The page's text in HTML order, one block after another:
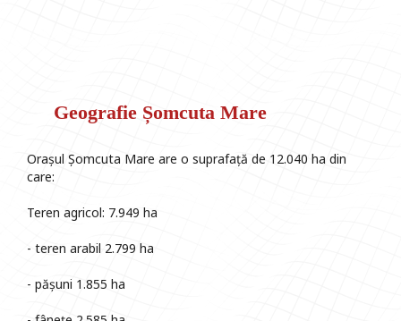
Geografie Șomcuta Mare
Orașul Șomcuta Mare are o suprafață de 12.040 ha din
care:
Teren agricol: 7.949 ha
- teren arabil 2.799 ha
- pășuni 1.855 ha